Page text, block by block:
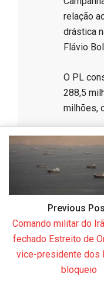
relação
drástica
Flávio
​O PL
288,5
milhões,
​A
​A
número
​Como o
ciclo
Previous
Comando militar do
fechado Estreito de
vice-presidente dos
bloqueio